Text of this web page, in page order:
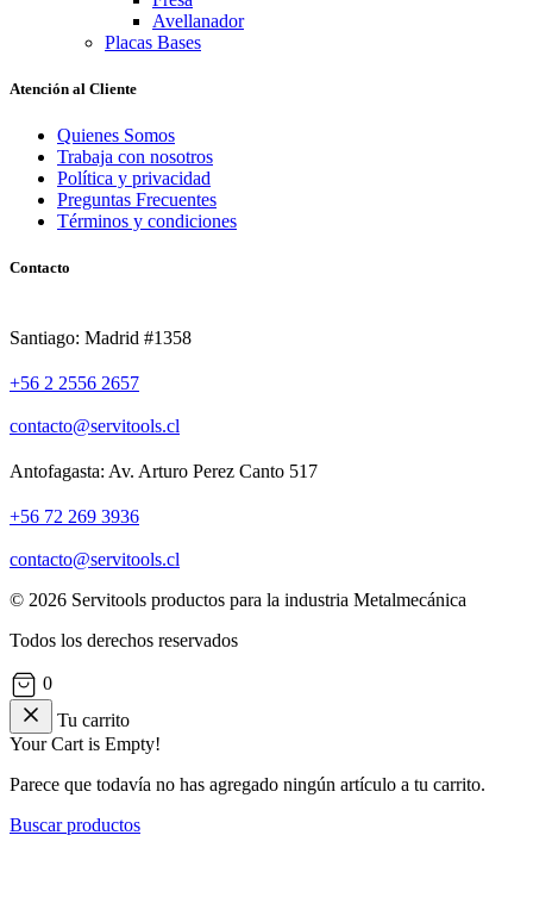
Avellanador
Placas Bases
Atención al Cliente
Quienes Somos
Trabaja con nosotros
Política y privacidad
Preguntas Frecuentes
Términos y condiciones
Contacto
Santiago: Madrid #1358
+56 2 2556 2657
contacto@servitools.cl
Antofagasta: Av. Arturo Perez Canto 517
+56 72 269 3936
contacto@servitools.cl
© 2026 Servitools productos para la industria Metalmecánica
Todos los derechos reservados
0
Tu carrito
Your Cart is Empty!
Parece que todavía no has agregado ningún artículo a tu carrito.
Buscar productos